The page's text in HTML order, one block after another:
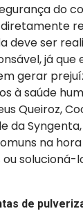
do
deve ser
já que
gerar
à saúde
Queiroz,
da
na
solucioná-
de